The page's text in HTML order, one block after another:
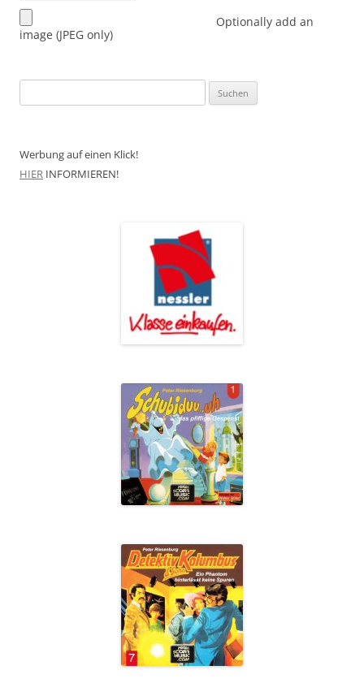
Optionally add an
image (JPEG only)
nach:
Werbung auf einen Klick!
HIER INFORMIEREN!